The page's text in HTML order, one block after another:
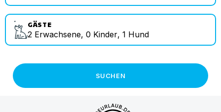
GÄSTE
2 Erwachsene, 0 Kinder, 1 Hund
SUCHEN